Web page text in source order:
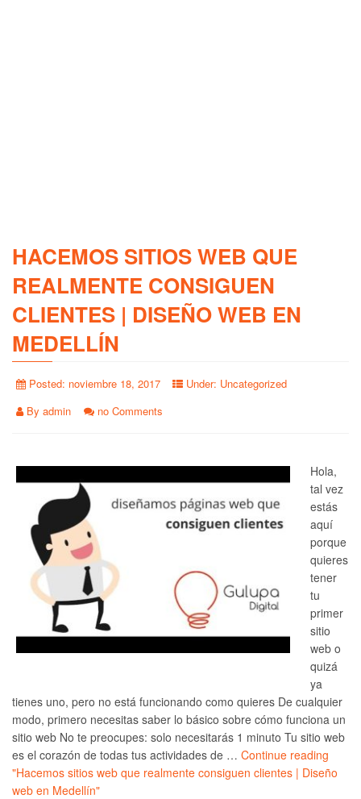
HACEMOS SITIOS WEB QUE
REALMENTE CONSIGUEN
CLIENTES | DISEÑO WEB EN
MEDELLÍN
Posted: noviembre 18, 2017 Under: Uncategorized
By admin no Comments
Hola,
tal vez
estás
aquí
porque
quieres
tener
tu
primer
sitio
web o
quizá
ya
tienes uno, pero no está funcionando como quieres De cualquier
modo, primero necesitas saber lo básico sobre cómo funciona un
sitio web No te preocupes: solo necesitarás 1 minuto Tu sitio web
es el corazón de todas tus actividades de … Continue reading
"Hacemos sitios web que realmente consiguen clientes | Diseño
web en Medellín"